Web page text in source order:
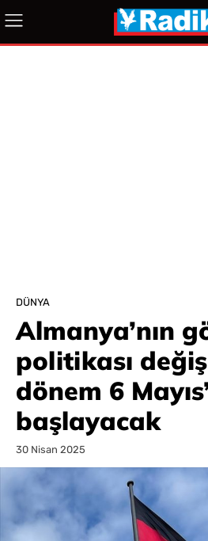
DÜNYA
Almanya’nın
politikası
dönem 6
başlayacak
30 Nisan 2025